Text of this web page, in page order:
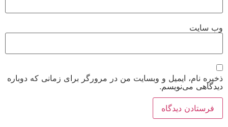
وب‌ سایت
ذخیره نام، ایمیل و وبسایت من در مرورگر برای زمانی که دوباره
دیدگاهی می‌نویسم.